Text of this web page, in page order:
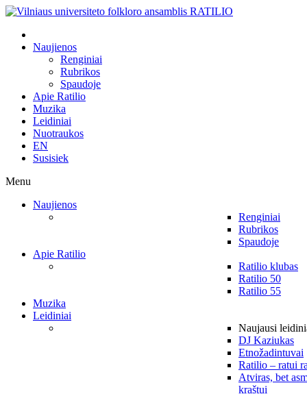
Naujienos
Renginiai
Rubrikos
Spaudoje
Apie Ratilio
Muzika
Leidiniai
Nuotraukos
EN
Susisiek
Menu
Naujienos
Renginiai
Rubrikos
Spaudoje
Apie Ratilio
Ratilio klubas
Ratilio 50
Ratilio 55
Muzika
Leidiniai
Naujausi
DJ Kaziukas
Etnožadintuvai
Ratilio – ratui
Atviras, bet
kraštui